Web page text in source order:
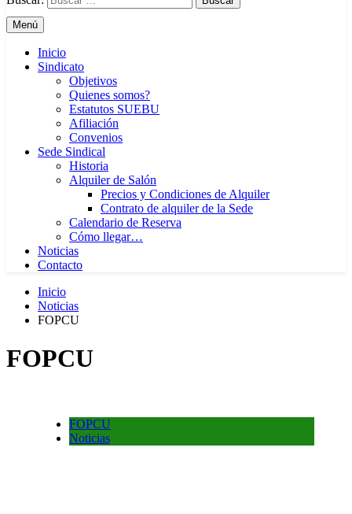
Menú
Inicio
Sindicato
Objetivos
Quienes somos?
Estatutos SUEBU
Afiliación
Convenios
Sede Sindical
Historia
Alquiler de Salón
Precios y Condiciones de Alquiler
Contrato de alquiler de la Sede
Calendario de Reserva
Cómo llegar…
Noticias
Contacto
Inicio
Noticias
FOPCU
FOPCU
FOPCU
Noticias